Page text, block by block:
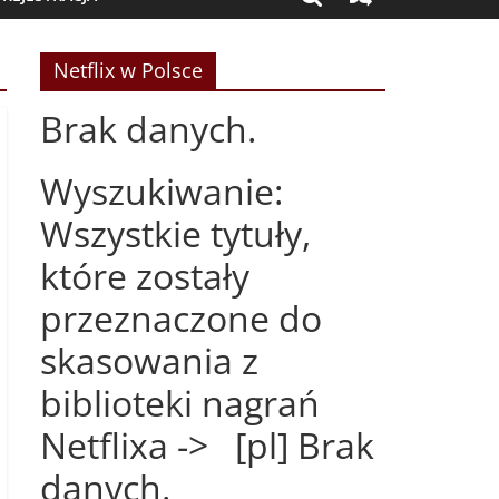
Netflix w Polsce
Brak danych.
Wyszukiwanie:
Wszystkie tytuły,
które zostały
przeznaczone do
skasowania z
biblioteki nagrań
Netflixa -> [pl] Brak
danych.